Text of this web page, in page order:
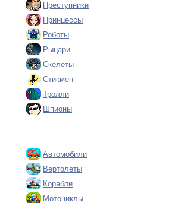
Преступники
Принцессы
Роботы
Рыцари
Скелеты
Стикмен
Тролли
Шпионы
Автомобили
Вертолеты
Корабли
Мотоциклы